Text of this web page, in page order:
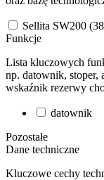
Sellita SW200
Funkcje
Lista kluczowych
np. datownik, stoper,
wskaźnik rezerwy
datownik
Pozostałe
Dane techniczne
Kluczowe cechy